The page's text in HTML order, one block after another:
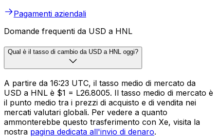
Pagamenti aziendali
Domande frequenti da USD a HNL
Qual è il tasso di cambio da USD a HNL oggi?
A partire da 16:23 UTC, il tasso medio di mercato da
USD a HNL è $1 = L26.8005. Il tasso medio di mercato è
il punto medio tra i prezzi di acquisto e di vendita nei
mercati valutari globali. Per vedere a quanto
ammonterebbe questo trasferimento con Xe, visita la
nostra pagina dedicata all'invio di denaro.